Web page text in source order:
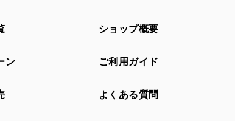
ン
ショップ概要
ご利用ガイド
よくある質問